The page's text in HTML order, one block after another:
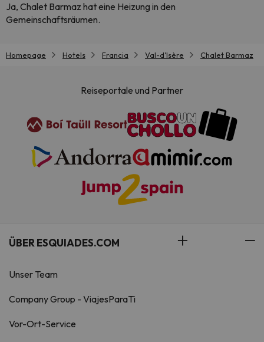
Ja, Chalet Barmaz hat eine Heizung in den
Gemeinschaftsräumen.
Homepage Hotels Francia Val-d'Isère Chalet Barmaz
Reiseportale und Partner
ÜBER ESQUIADES.COM
Unser Team
Company Group - ViajesParaTi
Vor-Ort-Service